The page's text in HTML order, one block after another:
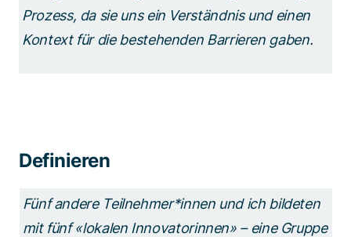
Prozess, da sie uns ein Verständnis und einen
Kontext für die bestehenden Barrieren gaben.
Definieren
Fünf andere Teilnehmer*innen und ich bildeten
mit fünf «lokalen Innovatorinnen» – eine Gruppe